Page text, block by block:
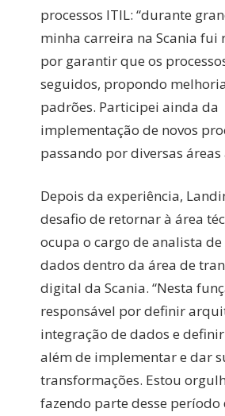
processos ITIL: “durante
minha carreira na Scania fui
por garantir que os
seguidos, propondo
padrões. Participei ainda da
implementação de novos
passando por diversas áreas
Depois da experiência,
desafio de retornar à área
ocupa o cargo de analista
dados dentro da área de
digital da Scania. “Nesta
responsável por definir
integração de dados e
além de implementar e dar
transformações. Estou
fazendo parte desse período